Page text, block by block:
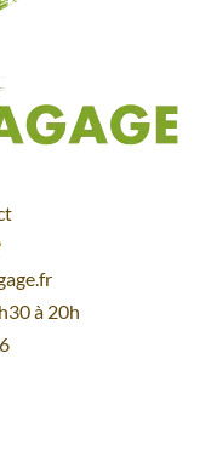
à 20h